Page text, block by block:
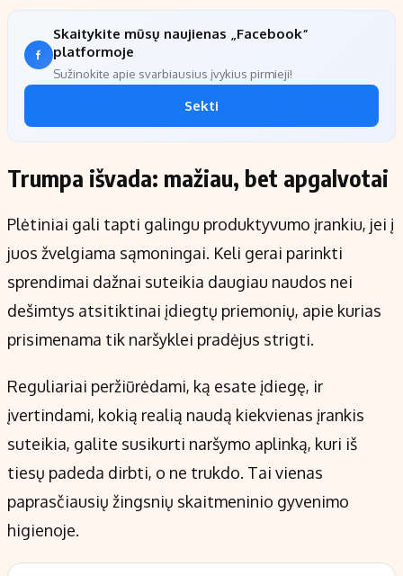
Skaitykite mūsų naujienas „Facebook“
platformoje
Sužinokite apie svarbiausius įvykius pirmieji!
Sekti
Trumpa išvada: mažiau, bet apgalvotai
Plėtiniai gali tapti galingu produktyvumo įrankiu, jei į
juos žvelgiama sąmoningai. Keli gerai parinkti
sprendimai dažnai suteikia daugiau naudos nei
dešimtys atsitiktinai įdiegtų priemonių, apie kurias
prisimenama tik naršyklei pradėjus strigti.
Reguliariai peržiūrėdami, ką esate įdiegę, ir
įvertindami, kokią realią naudą kiekvienas įrankis
suteikia, galite susikurti naršymo aplinką, kuri iš
tiesų padeda dirbti, o ne trukdo. Tai vienas
paprasčiausių žingsnių skaitmeninio gyvenimo
higienoje.